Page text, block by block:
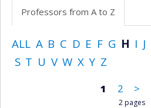
Professors from A to Z
ALL A B C D E F G H I J
S T U V W X Y Z
1 2 >
2 pages